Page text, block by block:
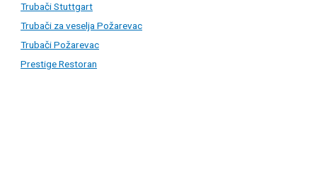
Trubači Stuttgart
Trubači za veselja Požarevac
Trubači Požarevac
Prestige Restoran